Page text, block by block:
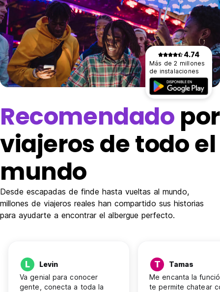
4.74
Más de 2 millones
de instalaciones
Recomendado por
viajeros de todo el
mundo
Desde escapadas de finde hasta vueltas al mundo,
millones de viajeros reales han compartido sus historias
para ayudarte a encontrar el albergue perfecto.
L
Levin
Va genial para conocer
gente, conecta a toda la
T
Tamas
Me encanta la
te permite chatear